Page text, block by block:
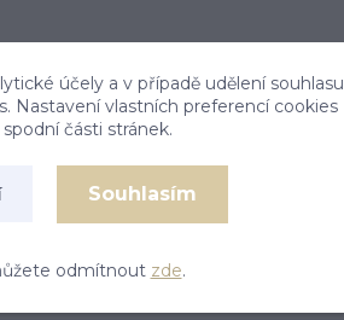
účely a v případě udělení souhlasu
Nastavení vlastních preferencí cookies
části stránek.
Souhlasím
odmítnout zde.